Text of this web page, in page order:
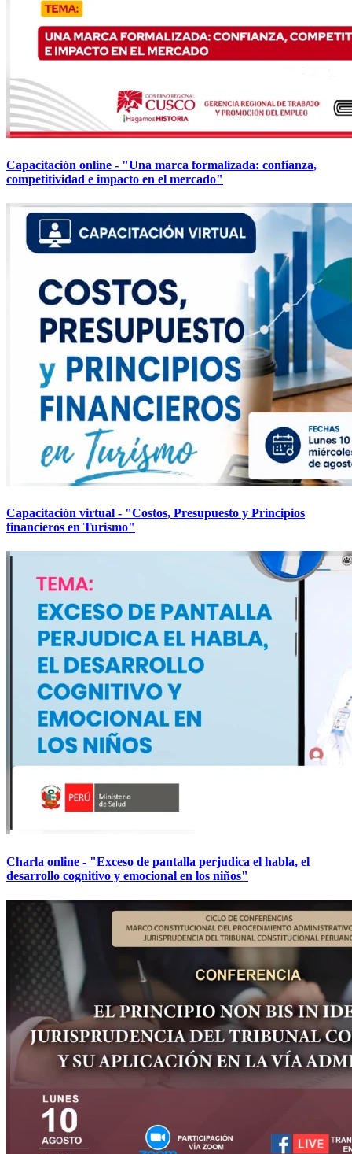
Capacitación online - "Una marca formalizada: confianza,
competitividad e impacto en el mercado"
Capacitación virtual - "Costos, Presupuesto y Principios
financieros en Turismo"
Charla online - "Exceso de pantalla perjudica el habla, el
desarrollo cognitivo y emocional en los niños"